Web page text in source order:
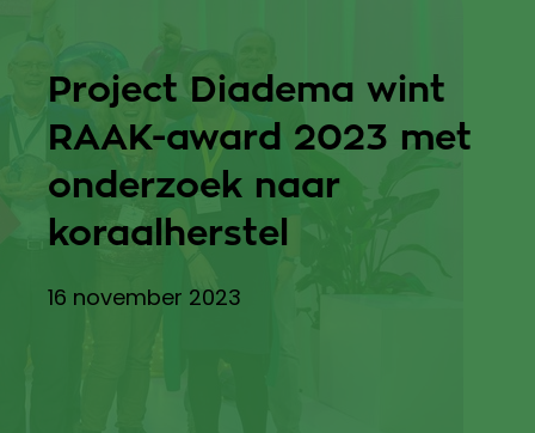
Project Diadema wint
RAAK-award 2023 met
onderzoek naar
koraalherstel
16 november 2023